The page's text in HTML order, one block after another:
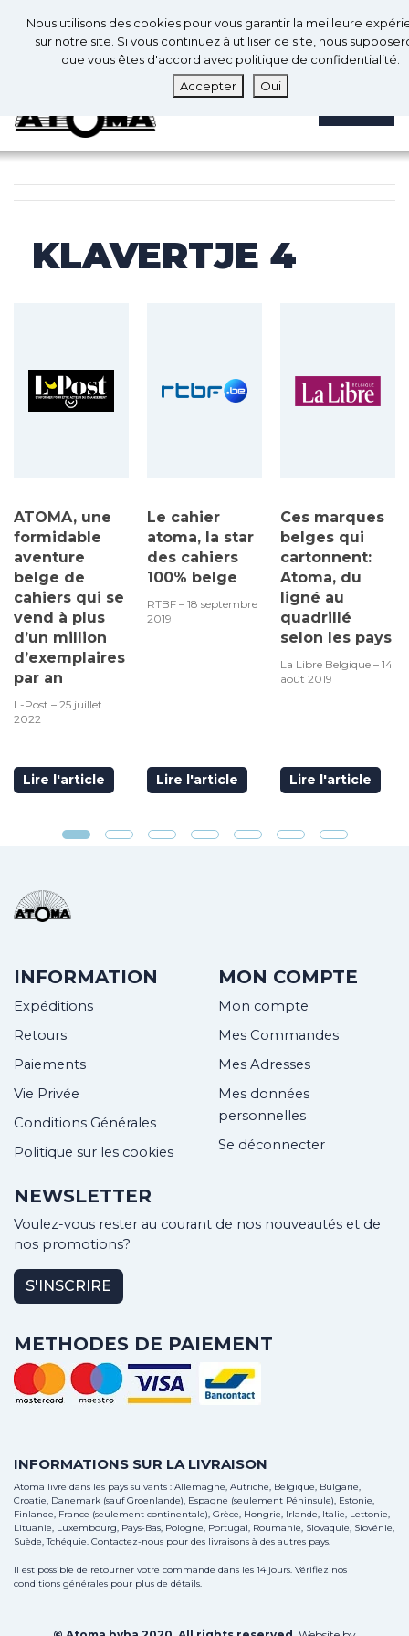
Fr
0 0
KLAVERTJE 4
ATOMA, une
formidable
aventure
belge de
cahiers qui se
vend à plus
d’un million
d’exemplaires
par an
L-Post – 25 juillet
2022
Lire l'article
Le cahier
atoma, la star
des cahiers
100% belge
RTBF – 18 septembre
2019
Lire l'article
Ces marques
belges qui
cartonnent:
Atoma, du
ligné au
quadrillé
selon les pays
La Libre Belgique – 14
août 2019
Lire l'article
INFORMATION
Expéditions
Retours
Paiements
Vie Privée
Conditions Générales
Politique sur les cookies
MON COMPTE
Mon compte
Mes Commandes
Mes Adresses
Mes données
personnelles
Se déconnecter
NEWSLETTER
Voulez-vous rester au courant de nos nouveautés et de
nos promotions?
S'INSCRIRE
METHODES DE PAIEMENT
INFORMATIONS SUR LA LIVRAISON
Atoma livre dans les pays suivants : Allemagne, Autriche, Belgique, Bulgarie,
Croatie, Danemark (sauf Groenlande), Espagne (seulement Péninsule), Estonie,
Finlande, France (seulement continentale), Grèce, Hongrie, Irlande, Italie, Lettonie,
Lituanie, Luxembourg, Pays-Bas, Pologne, Portugal, Roumanie, Slovaquie, Slovénie,
Suède, Tchéquie. Contactez-nous pour des livraisons à des autres pays.
Il est possible de retourner votre commande dans les 14 jours. Vérifiez nos
conditions générales pour plus de détails.
Nous utilisons des cookies pour vous garantir la meilleure
sur notre site. Si vous continuez à utiliser ce site, nous
que vous êtes d'accord avec politique de confidentialité.
Accepter
Oui